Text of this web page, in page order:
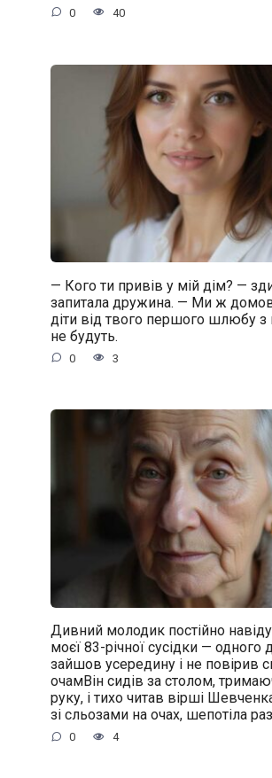
0 40
— Кого ти привів у мій дім? —
запитала дружина. — Ми ж
діти від твого першого шлюбу
не будуть.
0 3
Дивний молодик постійно
моєї 83-річної сусідки — одного
зайшов усередину і не повірив
очамВін сидів за столом,
руку, і тихо читав вірші
зі сльозами на очах, шепотіла
0 4